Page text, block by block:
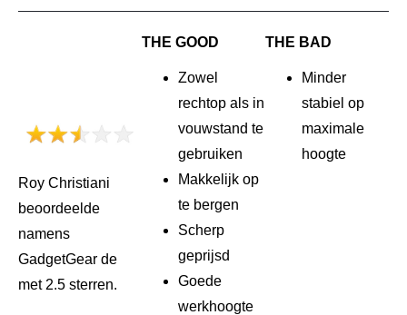
Roy Christiani
beoordeelde
namens
GadgetGear de
met 2.5 sterren.
THE GOOD
Zowel
rechtop als in
vouwstand te
gebruiken
Makkelijk op
te bergen
Scherp
geprijsd
Goede
werkhoogte
THE BAD
Minder
stabiel op
maximale
hoogte